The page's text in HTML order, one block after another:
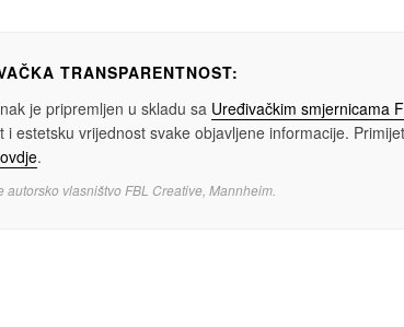
TRANSPARENTNOST:
je pripremljen u skladu sa Uređivačkim smjernicama
i estetsku vrijednost svake objavljene informacije.
.
autorsko vlasništvo FBL Creative, Mannheim.